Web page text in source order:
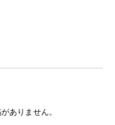
ありません。